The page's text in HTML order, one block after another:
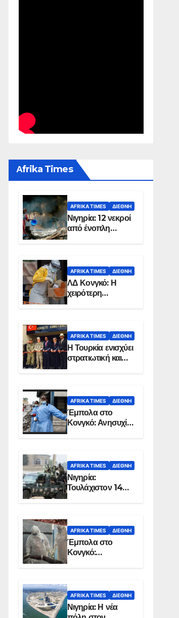
Αfrika Times
AFRIKA TIMES ΔΙΕΘΝΉ
Νιγηρία: 12 νεκροί
από ένοπλη
επίθεση σε χωριό
AFRIKA TIMES ΔΙΕΘΝΉ
ΛΔ Κονγκό: Η
χειρότερη
επιδημία Έμπολα
χώρας
AFRIKA TIMES ΔΙΕΘΝΉ
Η Τουρκία ενισχύει
στρατιωτική και
ενεργειακή
Σομαλία
AFRIKA TIMES ΔΙΕΘΝΉ
Έμπολα στο
Κονγκό: Ανησυχία
για τη μεγάλη
AFRIKA TIMES ΔΙΕΘΝΉ
Νιγηρία:
Τουλάχιστον 14
νεκροί από
στην Οτούκπο
AFRIKA TIMES ΔΙΕΘΝΉ
Έμπολα στο
Κονγκό:
Ξεπέρασαν τους
AFRIKA TIMES ΔΙΕΘΝΉ
Νιγηρία: Η νέα